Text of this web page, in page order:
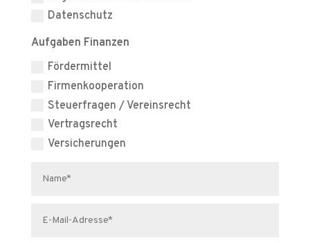
Datenschutz
Aufgaben Finanzen
Fördermittel
Firmenkooperation
Steuerfragen / Vereinsrecht
Vertragsrecht
Versicherungen